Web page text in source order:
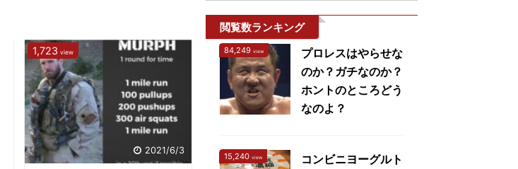
1,723 view
2021/6/3
閲覧数ランキング
84,249 view
プロレスはやらせな
のか？ガチなのか？
ホントのところどう
なのよ？
15,240 view
コンビニヨーグルト